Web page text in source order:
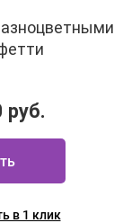
руб.
в 1 клик